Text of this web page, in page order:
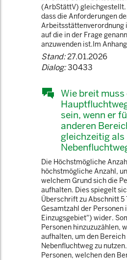
(ArbStättV) gleichgestellt.
dass die Anforderungen
Arbeitsstättenverordnung
auf die in der Frage
anzuwenden ist.Im
Stand:27.01.2026
Dialog:30433
Wie breit muss
sein, wenn er
anderen
gleichzeitig als
Die Höchstmögliche
höchstmögliche Anzahl,
welchem Grund sich die
aufhalten. Dies spiegelt
Überschrift zu Abschnitt 5
Gesamtzahl der Personen
Einzugsgebiet") wider.
Personen hinzuzuzählen,
aufhalten, um den Bereich
Nebenfluchtweg zu
Personen, welchen den